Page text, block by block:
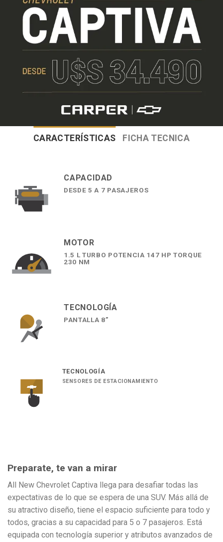
CARACTERÍSTICAS FICHA TECNICA
CAPACIDAD
DESDE 5 A 7 PASAJEROS
MOTOR
1.5 L TURBO POTENCIA 147 HP TORQUE
230 NM
TECNOLOGÍA
PANTALLA 8”
TECNOLOGÍA
SENSORES DE ESTACIONAMIENTO
Preparate, te van a mirar
All New Chevrolet Captiva llega para desafiar todas las
expectativas de lo que se espera de una SUV. Más allá de
su atractivo diseño, tiene el espacio suficiente para todo y
todos, gracias a su capacidad para 5 o 7 pasajeros. Está
equipada con tecnología superior y atributos avanzados de